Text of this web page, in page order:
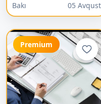
Bakı 05 Avqust
Premium